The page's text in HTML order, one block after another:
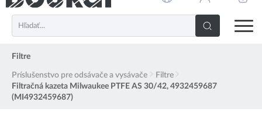
Filtre
Príslušenstvo pre odsávače a vysávače
Filtre
Filtračná kazeta Milwaukee PTFE AS 30/42, 4932459687
(MI4932459687)